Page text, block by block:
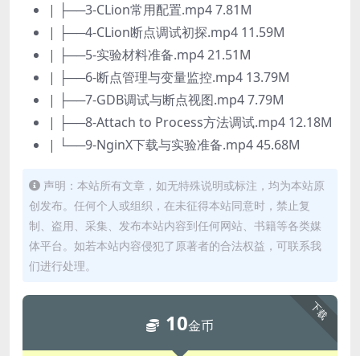
| ├──3-CLion常用配置.mp4 7.81M
| ├──4-CLion断点调试初探.mp4 11.59M
| ├──5-实验材料准备.mp4 21.51M
| ├──6-断点管理与变量监控.mp4 13.79M
| ├──7-GDB调试与断点视图.mp4 7.79M
| ├──8-Attach to Process方法调试.mp4 12.18M
| └──9-NginX下载与实验准备.mp4 45.68M
声明：本站所有文章，如无特殊说明或标注，均为本站原
创发布。任何个人或组织，在未征得本站同意时，禁止复
制、盗用、采集、发布本站内容到任何网站、书籍等各类媒
体平台。如若本站内容侵犯了原著者的合法权益，可联系我
们进行处理。
下载
10金币